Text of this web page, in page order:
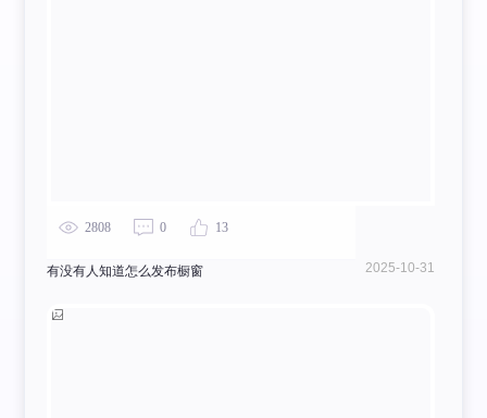
2808 0 13
有没有人知道怎么发布橱窗 2025-10-31